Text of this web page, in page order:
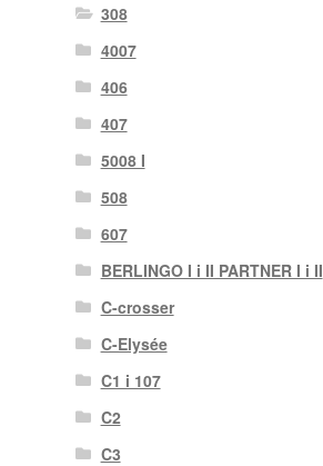
308
4007
406
407
5008 I
508
607
BERLINGO I i II PARTNER I i II
C-crosser
C-Elysée
C1 i 107
C2
C3